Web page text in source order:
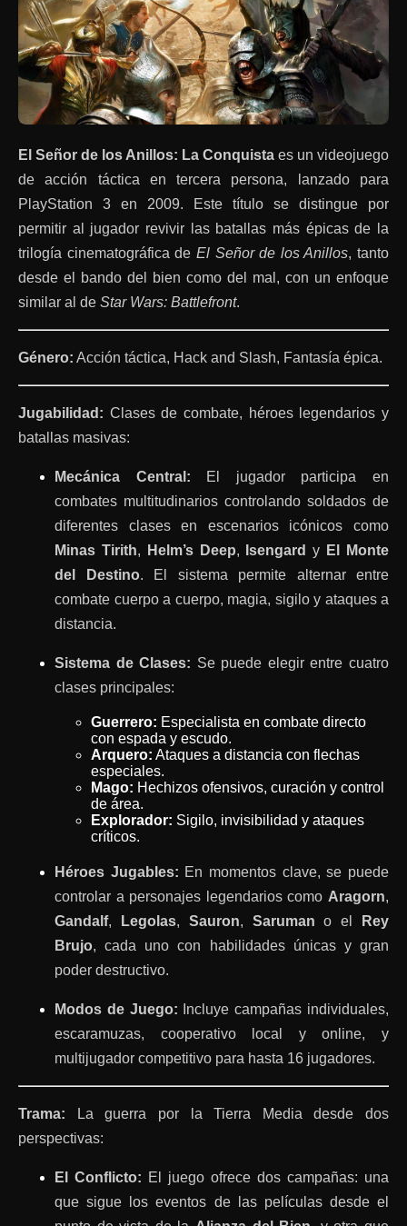
El Señor de los Anillos: La Conquista es un videojuego
de acción táctica en tercera persona, lanzado para
PlayStation 3 en 2009. Este título se distingue por
permitir al jugador revivir las batallas más épicas de la
trilogía cinematográfica de El Señor de los Anillos, tanto
desde el bando del bien como del mal, con un enfoque
similar al de Star Wars: Battlefront.
Género: Acción táctica, Hack and Slash, Fantasía épica.
Jugabilidad: Clases de combate, héroes legendarios y
batallas masivas:
Mecánica Central: El jugador participa en
combates multitudinarios controlando soldados de
diferentes clases en escenarios icónicos como
Minas Tirith, Helm’s Deep, Isengard y El Monte
del Destino. El sistema permite alternar entre
combate cuerpo a cuerpo, magia, sigilo y ataques a
distancia.
Sistema de Clases: Se puede elegir entre cuatro
clases principales:
Guerrero: Especialista en combate directo
con espada y escudo.
Arquero: Ataques a distancia con flechas
especiales.
Mago: Hechizos ofensivos, curación y control
de área.
Explorador: Sigilo, invisibilidad y ataques
críticos.
Héroes Jugables: En momentos clave, se puede
controlar a personajes legendarios como Aragorn,
Gandalf, Legolas, Sauron, Saruman o el
Rey
Brujo, cada uno con habilidades únicas y gran
poder destructivo.
Modos de Juego: Incluye campañas individuales,
escaramuzas, cooperativo local y online, y
multijugador competitivo para hasta 16 jugadores.
Trama: La guerra por la Tierra Media desde dos
perspectivas:
El Conflicto: El juego ofrece dos campañas: una
que sigue los eventos de las películas desde el